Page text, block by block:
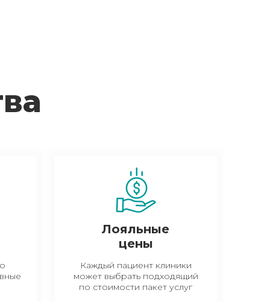
Лояльные
цены
Каждый пациент клиники
может выбрать подходящий
по стоимости пакет услуг